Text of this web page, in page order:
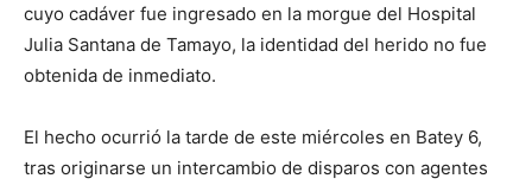
cuyo cadáver fue ingresado en la morgue del Hospital
Julia Santana de Tamayo, la identidad del herido no fue
obtenida de inmediato.
El hecho ocurrió la tarde de este miércoles en Batey 6,
tras originarse un intercambio de disparos con agentes